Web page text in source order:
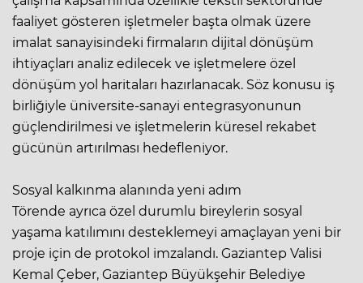
faaliyet gösteren işletmeler başta olmak üzere
imalat sanayisindeki firmaların dijital dönüşüm
ihtiyaçları analiz edilecek ve işletmelere özel
dönüşüm yol haritaları hazırlanacak. Söz konusu iş
birliğiyle üniversite-sanayi entegrasyonunun
güçlendirilmesi ve işletmelerin küresel rekabet
gücünün artırılması hedefleniyor.
Sosyal kalkınma alanında yeni adım
Törende ayrıca özel durumlu bireylerin sosyal
yaşama katılımını desteklemeyi amaçlayan yeni bir
proje için de protokol imzalandı. Gaziantep Valisi
Kemal Çeber, Gaziantep Büyükşehir Belediye